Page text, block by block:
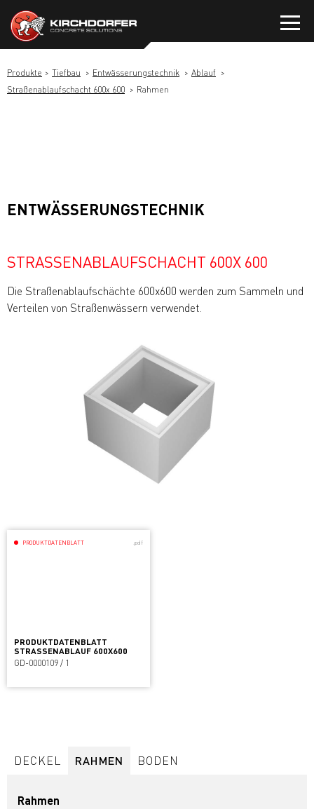
Inhalt
springen
Produkte Tiefbau Entwässerungstechnik
Ablauf
Straßenablaufschacht 600x 600
Rahmen
ENTWÄSSERUNGSTECHNIK
STRASSENABLAUFSCHACHT 600X 600
Die Straßenablaufschächte 600x600 werden zum Sammeln und
Verteilen von Straßenwässern verwendet.
PRODUKTDATENBLATT .pdf
PRODUKTDATENBLATT
STRASSENABLAUF 600X600
GD-0000109 / 1
DECKEL RAHMEN BODEN
Rahmen